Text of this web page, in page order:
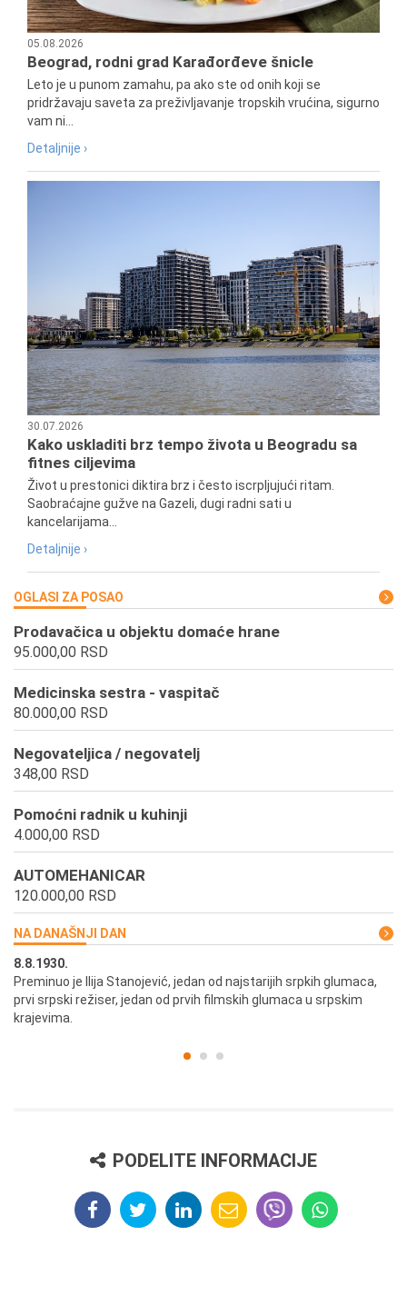
05.08.2026
Beograd, rodni grad Karađorđeve šnicle
Leto je u punom zamahu, pa ako ste od onih koji se
pridržavaju saveta za preživljavanje tropskih vrućina, sigurno
vam ni...
Detaljnije ›
30.07.2026
Kako uskladiti brz tempo života u Beogradu sa
fitnes ciljevima
Život u prestonici diktira brz i često iscrpljujući ritam.
Saobraćajne gužve na Gazeli, dugi radni sati u
kancelarijama...
Detaljnije ›
OGLASI ZA POSAO
Prodavačica u objektu domaće hrane
95.000,00 RSD
Medicinska sestra - vaspitač
80.000,00 RSD
Negovateljica / negovatelj
348,00 RSD
Pomoćni radnik u kuhinji
4.000,00 RSD
AUTOMEHANICAR
120.000,00 RSD
NA DANAŠNJI DAN
8.8.1930.
Preminuo je Ilija Stanojević, jedan od najstarijih srpkih glumaca,
prvi srpski režiser, jedan od prvih filmskih glumaca u srpskim
krajevima.
PODELITE INFORMACIJE